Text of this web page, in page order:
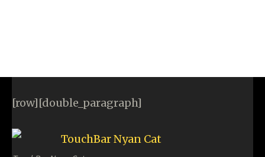
[row][double_paragraph]